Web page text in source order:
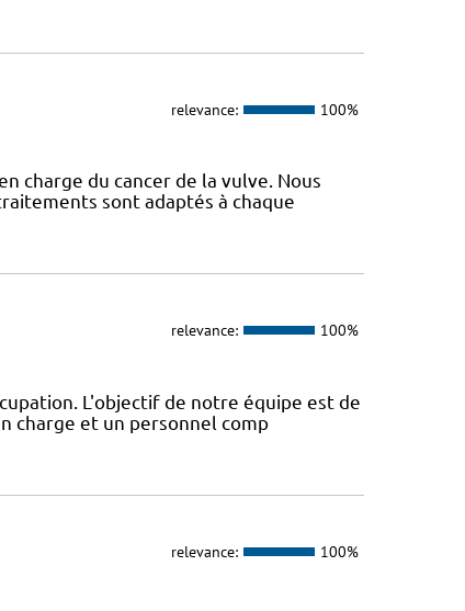
relevance: 100%
charge du cancer de la vulve. Nous
sont adaptés à chaque
relevance: 100%
L'objectif de notre équipe est de
charge et un personnel comp
relevance: 100%